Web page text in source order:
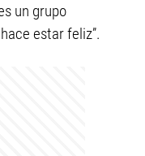
un grupo
estar feliz”.